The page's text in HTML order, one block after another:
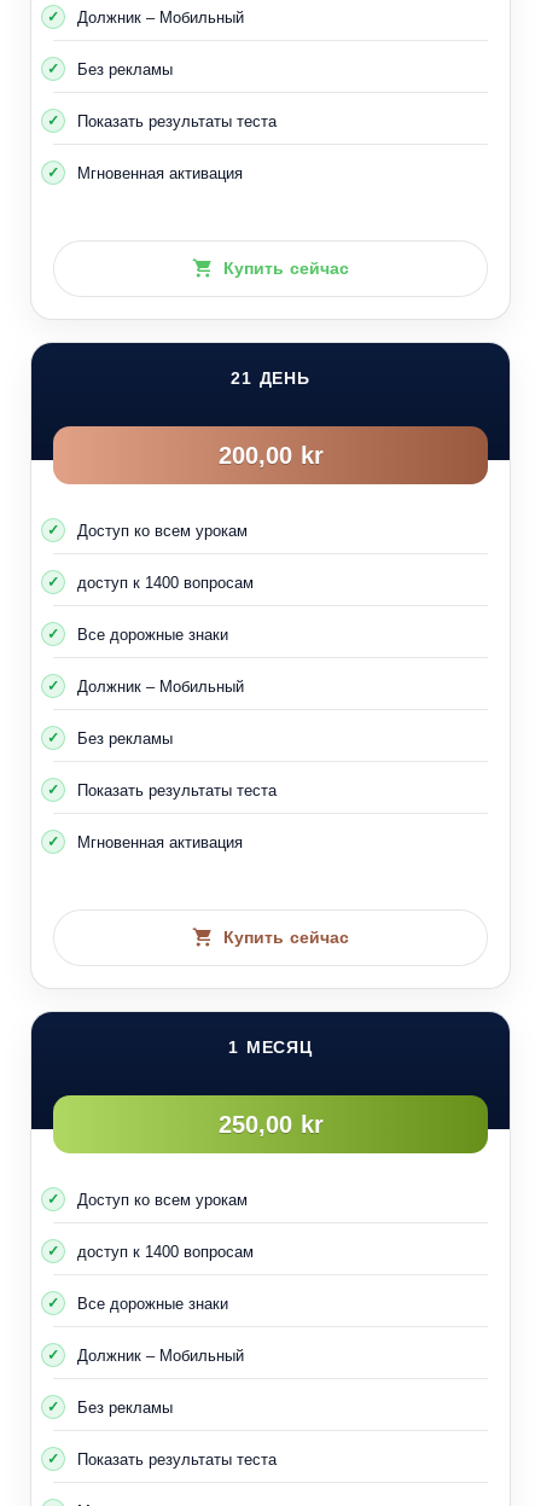
Должник – Мобильный
Без рекламы
Показать результаты теста
Мгновенная активация
Купить сейчас
21 ДЕНЬ
200,00 kr
Доступ ко всем урокам
доступ к 1400 вопросам
Все дорожные знаки
Должник – Мобильный
Без рекламы
Показать результаты теста
Мгновенная активация
Купить сейчас
1 МЕСЯЦ
250,00 kr
Доступ ко всем урокам
доступ к 1400 вопросам
Все дорожные знаки
Должник – Мобильный
Без рекламы
Показать результаты теста